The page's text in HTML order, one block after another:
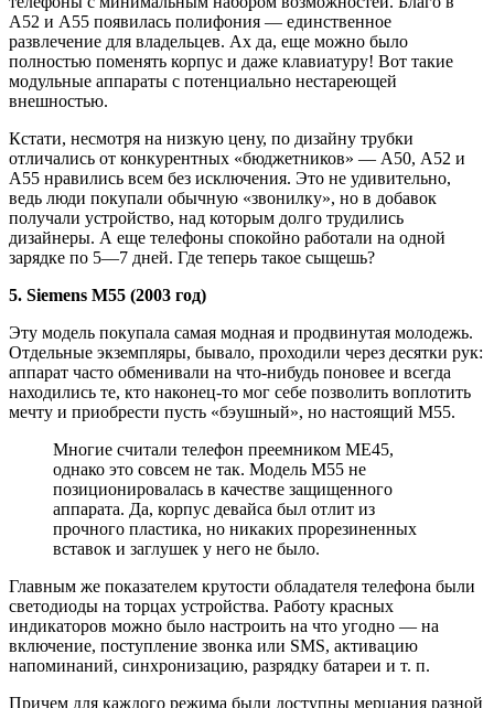
A52 и A55 появилась полифония — единственное
развлечение для владельцев. Ах да, еще можно было
полностью поменять корпус и даже клавиатуру! Вот такие
модульные аппараты с потенциально нестареющей
внешностью.
Кстати, несмотря на низкую цену, по дизайну трубки
отличались от конкурентных «бюджетников» — A50, А52 и
А55 нравились всем без исключения. Это не удивительно,
ведь люди покупали обычную «звонилку», но в добавок
получали устройство, над которым долго трудились
дизайнеры. А еще телефоны спокойно работали на одной
зарядке по 5—7 дней. Где теперь такое сыщешь?
5. Siemens M55 (2003 год)
Эту модель покупала самая модная и продвинутая молодежь.
Отдельные экземпляры, бывало, проходили через десятки рук:
аппарат часто обменивали на что-нибудь поновее и всегда
находились те, кто наконец-то мог себе позволить воплотить
мечту и приобрести пусть «бэушный», но настоящий M55.
Многие считали телефон преемником ME45,
однако это совсем не так. Модель M55 не
позиционировалась в качестве защищенного
аппарата. Да, корпус девайса был отлит из
прочного пластика, но никаких прорезиненных
вставок и заглушек у него не было.
Главным же показателем крутости обладателя телефона были
светодиоды на торцах устройства. Работу красных
индикаторов можно было настроить на что угодно — на
включение, поступление звонка или SMS, активацию
напоминаний, синхронизацию, разрядку батареи и т. п.
Причем для каждого режима были доступны мерцания разной